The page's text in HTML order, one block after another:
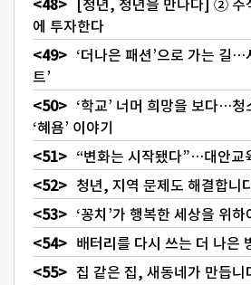
[청년, 청년을 만나다] ② 주
에 투자한다
‘더나은 패션’으로 가는 길…
트’
‘학교’ 너머 희망을 보다…청
‘혜욤’ 이야기
“변화는 시작됐다”…대안교
청년, 지역 문제도 해결합니
‘꽁치’가 행복한 세상을 위하
배터리를 다시 쓰는 더 나은
집 같은 집, 새동네가 만듭니